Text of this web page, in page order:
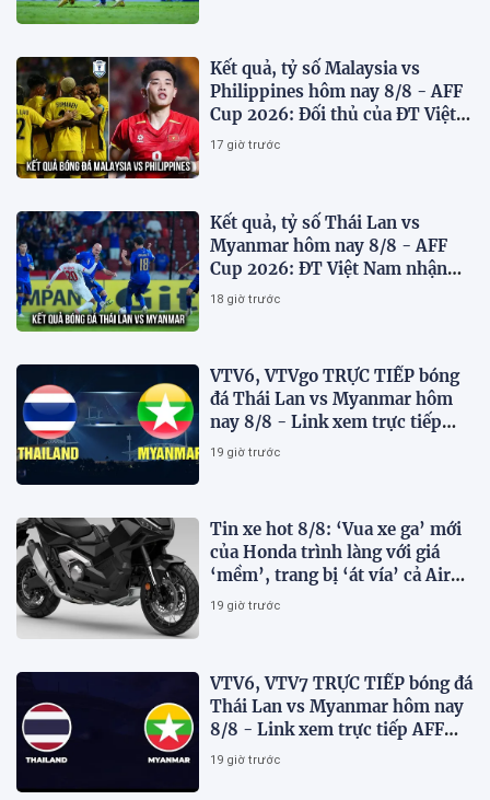
Kết quả, tỷ số Malaysia vs
Philippines hôm nay 8/8 - AFF
Cup 2026: Đối thủ của ĐT Việt
Nam lộ diện
17 giờ trước
Kết quả, tỷ số Thái Lan vs
Myanmar hôm nay 8/8 - AFF
Cup 2026: ĐT Việt Nam nhận
tin vui
18 giờ trước
VTV6, VTVgo TRỰC TIẾP bóng
đá Thái Lan vs Myanmar hôm
nay 8/8 - Link xem trực tiếp
AFF Cup 2026 mới nhất
19 giờ trước
Tin xe hot 8/8: ‘Vua xe ga’ mới
của Honda trình làng với giá
‘mềm’, trang bị ‘át vía’ cả Air
Blade và SH
19 giờ trước
VTV6, VTV7 TRỰC TIẾP bóng đá
Thái Lan vs Myanmar hôm nay
8/8 - Link xem trực tiếp AFF
Cup 2026 mới nhất
19 giờ trước